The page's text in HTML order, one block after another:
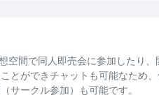
空間で同人即売会に参加したり、
とができチャットも可能なため
サークル参加）も可能です。